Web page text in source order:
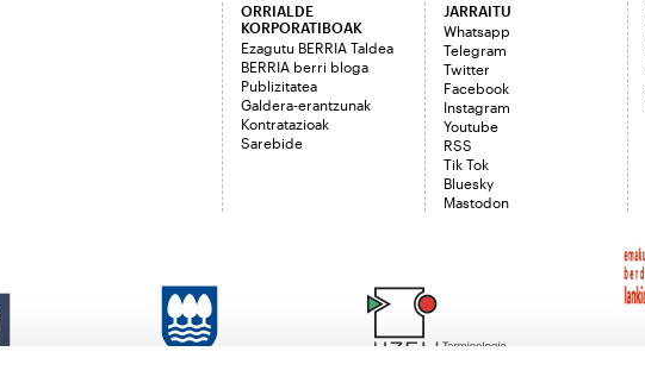
ORRIALDE
KORPORATIBOAK
Ezagutu BERRIA Taldea
BERRIA berri bloga
Publizitatea
Galdera-erantzunak
Kontratazioak
Sarebide
JARRAITU
Whatsapp
Telegram
Twitter
Facebook
Instagram
Youtube
RSS
Tik Tok
Bluesky
Mastodon